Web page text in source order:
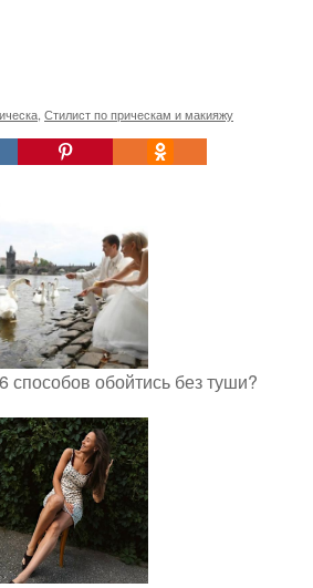
Стилист по прическам и макияжу
способов обойтись без туши?